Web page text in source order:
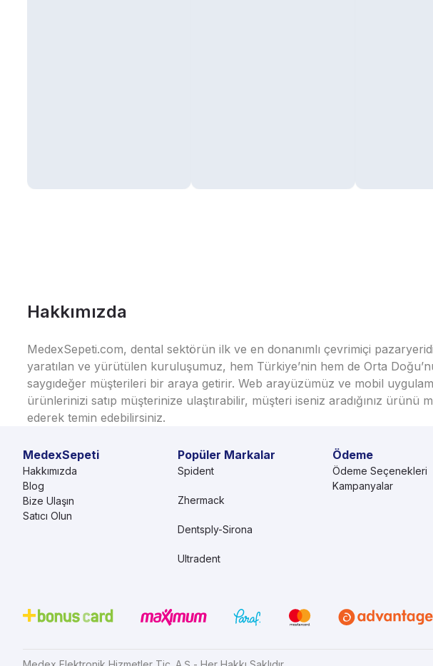
Hakkımızda
MedexSepeti.com, dental sektörün ilk ve en donanımlı çevrimiçi
yaratılan ve yürütülen kuruluşumuz, hem Türkiye’nin hem de Orta
saygıdeğer müşterileri bir araya getirir. Web arayüzümüz ve mobil
ürünlerinizi satıp müşterinize ulaştırabilir, müşteri iseniz aradığınız
ederek temin edebilirsiniz.
MedexSepeti
Hakkımızda
Blog
Bize Ulaşın
Satıcı Olun
Ödeme
Ödeme Seçenekleri
Kampanyalar
Popüler Markalar
Spident
Zhermack
Dentsply-Sirona
Ultradent